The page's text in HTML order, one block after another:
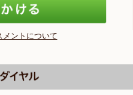
メントについて